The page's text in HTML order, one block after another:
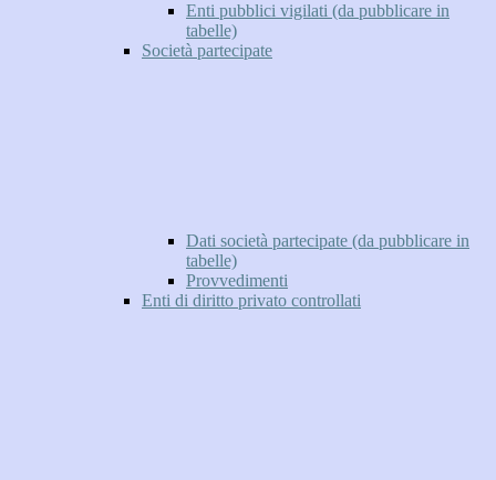
Enti pubblici vigilati (da pubblicare in
tabelle)
Società partecipate
Dati società partecipate (da pubblicare in
tabelle)
Provvedimenti
Enti di diritto privato controllati